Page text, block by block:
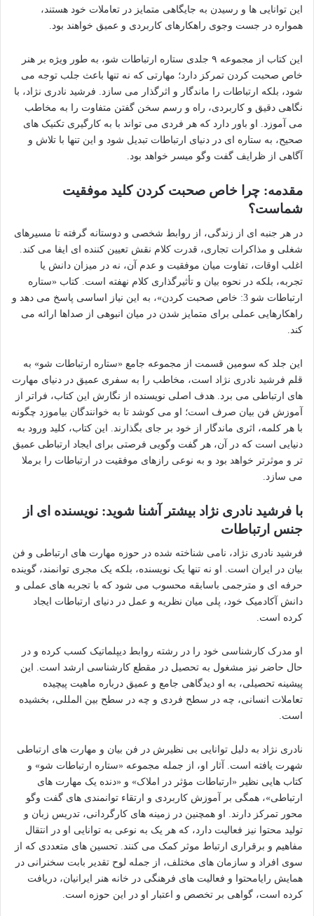
این توانایی ها و رسیدن به جایگاهی متمایز در تعاملات خود هستند،
همواره در جست وجوی راهکارهای کاربردی و عمیق خواهند بود.
این کتاب از مجموعه ۹ جلدی ستاره ارتباطات شو، به طور ویژه بر هنر
خاص صحبت کردن تمرکز دارد؛ مهارتی که نه تنها باعث جلب توجه می
شود، بلکه ارتباطات را ماندگار و اثرگذار می سازد. فرشید نادری نژاد، با
نگاهی دقیق و کاربردی، راه و رسم سخن گفتن متفاوت را به مخاطب
می آموزد. او باور دارد که هر فردی می تواند با به کارگیری تکنیک های
صحیح، به ستاره ای در دنیای ارتباطات تبدیل شود و این تنها با تلاش و
آگاهی از ظرایف گفت وگو میسر خواهد بود.
مقدمه: چرا خاص صحبت کردن کلید موفقیت
شماست؟
در هر جنبه ای از زندگی، از روابط شخصی و دوستانه گرفته تا مسیرهای
شغلی و مذاکرات تجاری، قدرت کلام نقش تعیین کننده ای ایفا می کند.
اغلب اوقات، تفاوت میان موفقیت و عدم آن، نه در میزان دانش یا
تجربه، بلکه در نحوه بیان و تأثیرگذاری کلام نهفته است. کتاب «ستاره
ارتباطات شو 3: خاص صحبت کردن»، به این نیاز اساسی پاسخ می دهد و
راهکارهایی عملی برای متمایز شدن در میان انبوهی از صداها ارائه می
کند.
این جلد که سومین قسمت از مجموعه جامع «ستاره ارتباطات شو» به
قلم فرشید نادری نژاد است، مخاطب را به سفری عمیق در دنیای مهارت
های ارتباطی می برد. هدف اصلی نویسنده از نگارش این کتاب، فراتر از
آموزش فن بیان صرف است؛ او می کوشد تا به خوانندگان بیاموزد چگونه
با هر کلمه، اثری ماندگار از خود بر جای بگذارند. این کتاب، کلید ورود به
دنیایی است که در آن، هر گفت وگویی فرصتی برای ایجاد ارتباطی عمیق
تر و موثرتر خواهد بود و به نوعی رازهای موفقیت در ارتباطات را برملا
می سازد.
با فرشید نادری نژاد بیشتر آشنا شوید: نویسنده ای از
جنس ارتباطات
فرشید نادری نژاد، نامی شناخته شده در حوزه مهارت های ارتباطی و فن
بیان در ایران است. او نه تنها یک نویسنده، بلکه یک مجری توانمند، گوینده
حرفه ای و مترجمی باسابقه محسوب می شود که با تجربه های عملی و
دانش آکادمیک خود، پلی میان نظریه و عمل در دنیای ارتباطات ایجاد
کرده است.
او مدرک کارشناسی خود را در رشته روابط دیپلماتیک کسب کرده و در
حال حاضر نیز مشغول به تحصیل در مقطع کارشناسی ارشد است. این
پیشینه تحصیلی، به او دیدگاهی جامع و عمیق درباره ماهیت پیچیده
تعاملات انسانی، چه در سطح فردی و چه در سطح بین المللی، بخشیده
است.
نادری نژاد به دلیل توانایی بی نظیرش در فن بیان و مهارت های ارتباطی
شهرت یافته است. آثار او، از جمله مجموعه «ستاره ارتباطات شو» و
کتاب هایی نظیر «ارتباطات مؤثر در املاک» و «دنده یک مهارت های
ارتباطی»، همگی بر آموزش کاربردی و ارتقاء توانمندی های گفت وگو
محور تمرکز دارند. او همچنین در زمینه های کارگردانی، تدریس زبان و
تولید محتوا نیز فعالیت دارد، که هر یک به نوعی به توانایی او در انتقال
مفاهیم و برقراری ارتباط موثر کمک می کنند. تحسین های متعددی که از
سوی افراد و سازمان های مختلف، از جمله لوح تقدیر بابت سخنرانی در
همایش رایامحتوا و فعالیت های فرهنگی در خانه هنر ایرانیان، دریافت
کرده است، گواهی بر تخصص و اعتبار او در این حوزه است.